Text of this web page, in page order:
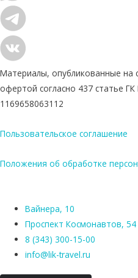
Материалы, опубликованные на
офертой согласно 437 статье
1169658063112
Пользовательское соглашение
Положения об обработке
Вайнера, 10
Проспект Космонавтов, 54
8 (343) 300-15-00
info@lik-travel.ru